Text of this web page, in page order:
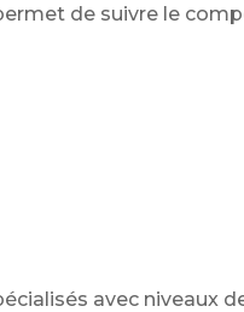
de suivre le
avec niveaux